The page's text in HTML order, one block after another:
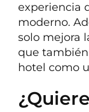
experiencia
moderno.
solo mejora
que
hotel como